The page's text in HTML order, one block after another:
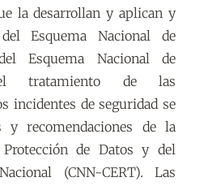
la desarrollan y aplican y
Esquema Nacional de
Esquema Nacional de
tratamiento de las
incidentes de seguridad se
recomendaciones de la
Protección de Datos y del
(CNN-CERT). Las